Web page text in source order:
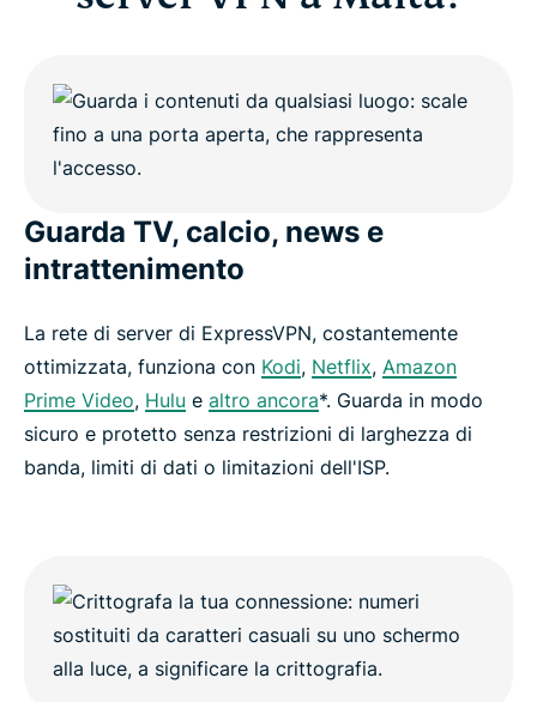
Guarda TV, calcio, news e
intrattenimento
La rete di server di ExpressVPN, costantemente
ottimizzata, funziona con Kodi, Netflix, Amazon
Prime Video, Hulu e altro ancora*. Guarda in modo
sicuro e protetto senza restrizioni di larghezza di
banda, limiti di dati o limitazioni dell'ISP.